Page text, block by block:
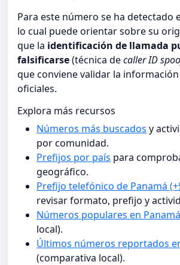
Para este número se ha detectado
lo cual puede orientar sobre su
que la identificación de llamada
falsificarse(técnica decaller ID
que conviene validar la
oficiales.
Explora más recursos
Números más buscados y
por comunidad.
Prefijos por país para
geográfico.
Prefijo telefónico de Panamá
revisar formato, prefijo y
Números populares en Panamá
local).
Últimos números reportados
(comparativa local).